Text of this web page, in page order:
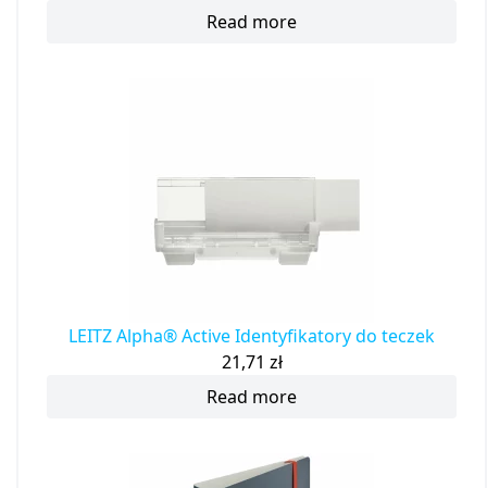
Read more
LEITZ Alpha® Active Identyfikatory do teczek
21,71 zł
Read more